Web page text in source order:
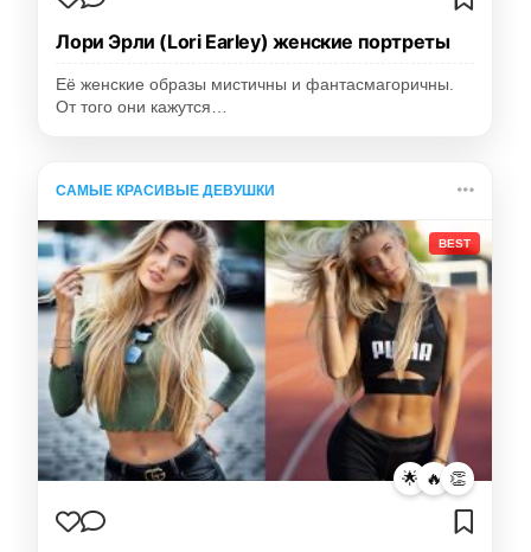
Лори Эрли (Lori Earley) женские портреты
Её женские образы мистичны и фантасмагоричны.
От того они кажутся…
САМЫЕ КРАСИВЫЕ ДЕВУШКИ
BEST
🌟 🔥 👏